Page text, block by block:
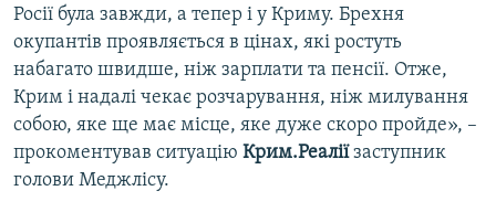
Росії була завжди, а тепер і у Криму. Брехня
окупантів проявляється в цінах, які ростуть
набагато швидше, ніж зарплати та пенсії. Отже,
Крим і надалі чекає розчарування, ніж милування
собою, яке ще має місце, яке дуже скоро пройде», –
прокоментував ситуацію Крим.Реаліїзаступник
голови Меджлісу.